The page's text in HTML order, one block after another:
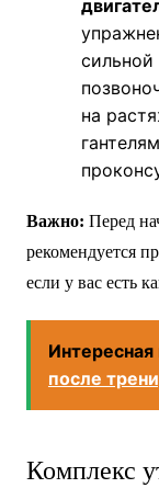
сильной
на
Важно: Перед
рекомендуется
если у вас есть
после
Комплекс